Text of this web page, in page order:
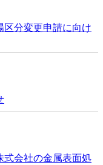
区分変更申請に向け
式会社の金属表面処